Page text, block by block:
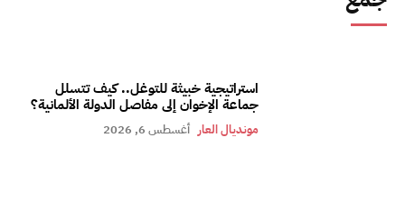
استراتيجية خبيثة للتوغل.. كيف تتسلل
جماعة الإخوان إلى مفاصل الدولة الألمانية؟
مونديال العار أغسطس 6, 2026